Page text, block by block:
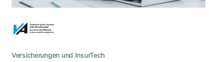
Versicherungen und InsurTech